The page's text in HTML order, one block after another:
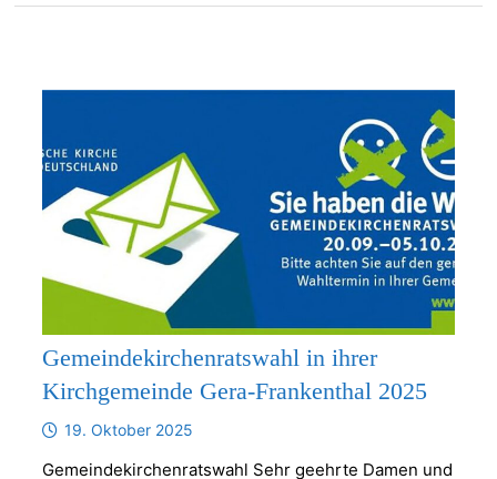
Gemeindekirchenratswahl in ihrer
Kirchgemeinde Gera-Frankenthal 2025
19. Oktober 2025
Gemeindekirchenratswahl Sehr geehrte Damen und